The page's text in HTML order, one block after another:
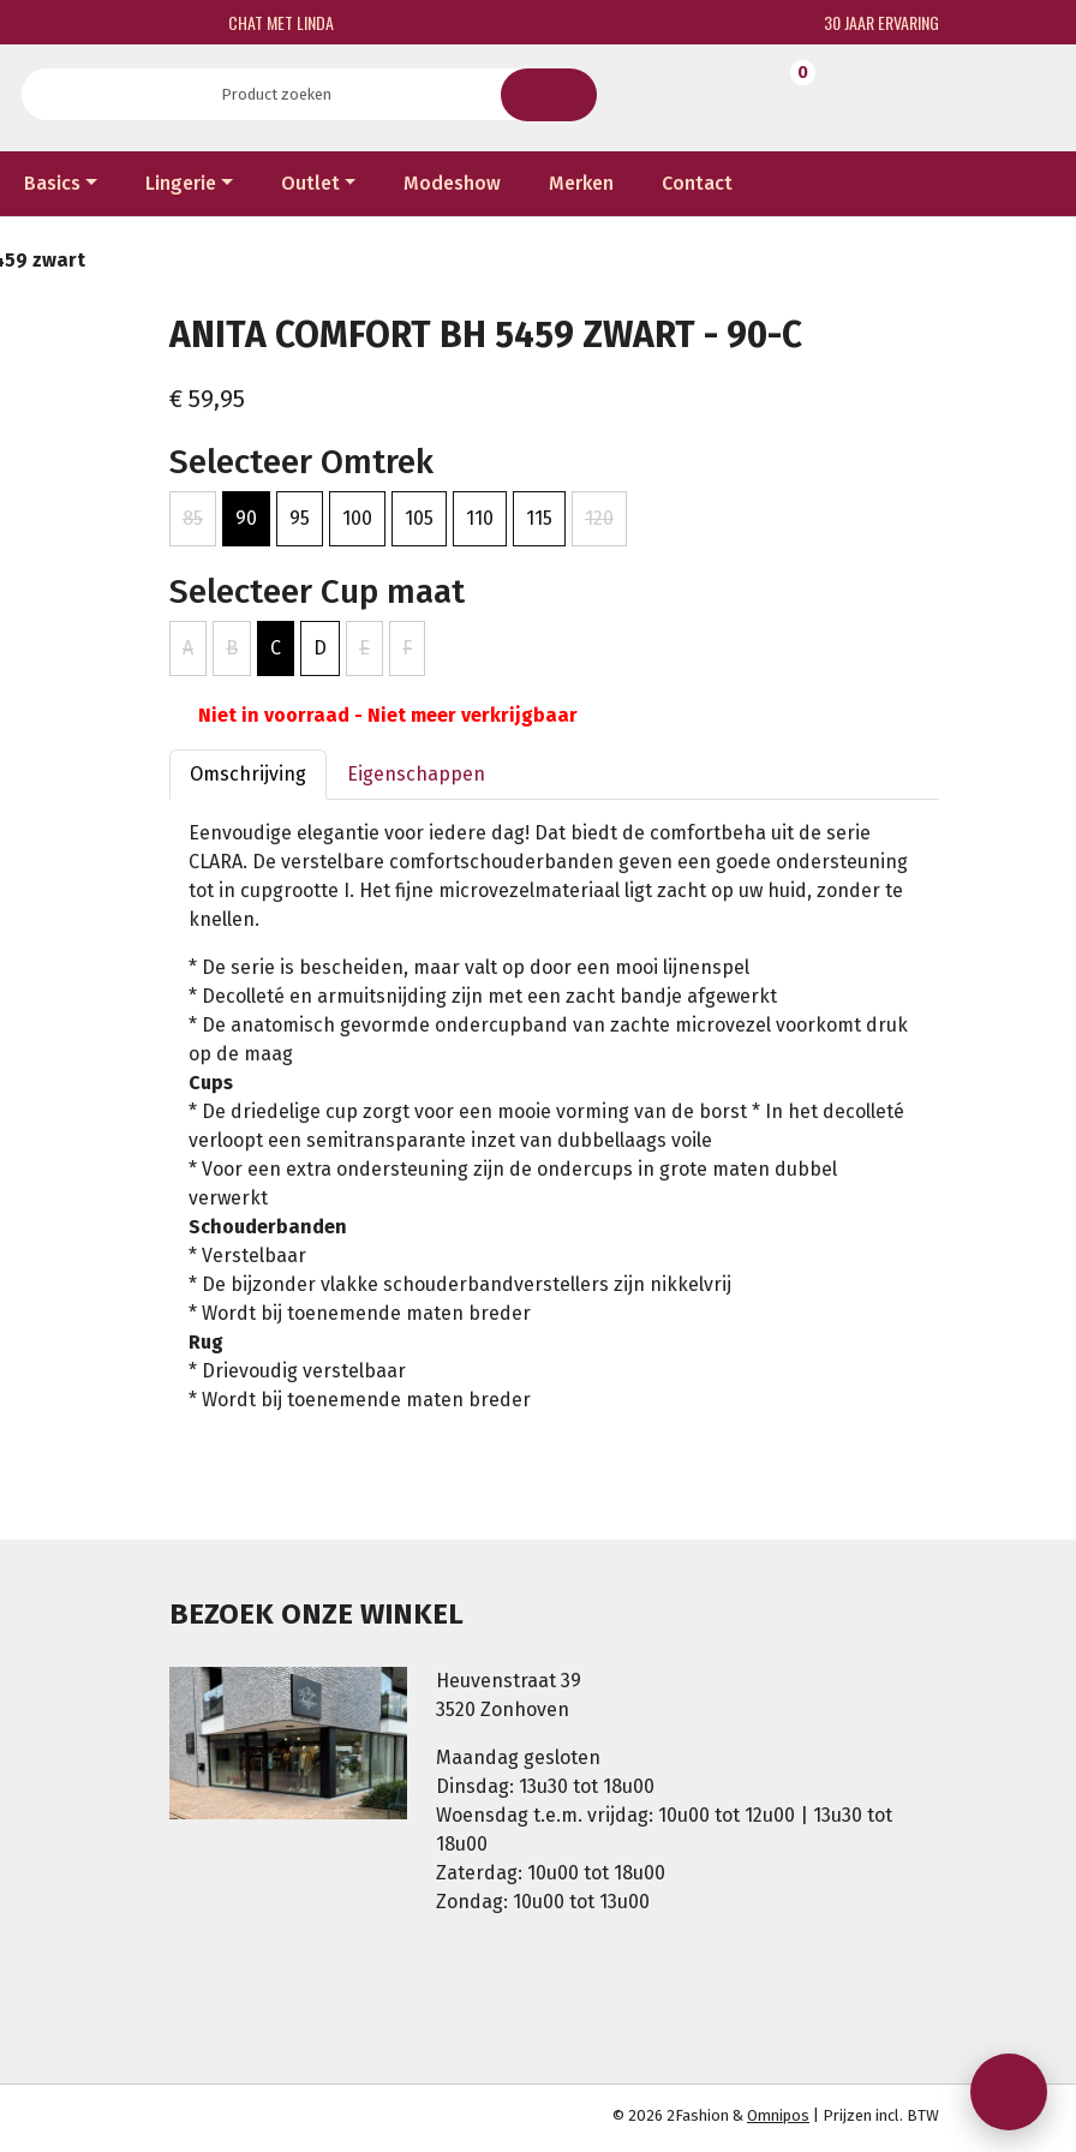
CHAT MET LINDA 30 JAAR ERVARING
0
Basics Lingerie Outlet Modeshow Merken Contact
zwart
ANITA COMFORT BH 5459 ZWART - 90-C
€ 59,95
Selecteer Omtrek
85 90 95 100 105 110 115 120
Selecteer Cup maat
A B C D E F
Niet in voorraad - Niet meer verkrijgbaar
Omschrijving Eigenschappen
Eenvoudige elegantie voor iedere dag! Dat biedt de comfortbeha uit de serie
CLARA. De verstelbare comfortschouderbanden geven een goede ondersteuning
tot in cupgrootte I. Het fijne microvezelmateriaal ligt zacht op uw huid, zonder te
knellen.
* De serie is bescheiden, maar valt op door een mooi lijnenspel
* Decolleté en armuitsnijding zijn met een zacht bandje afgewerkt
* De anatomisch gevormde ondercupband van zachte microvezel voorkomt druk
op de maag
Cups
* De driedelige cup zorgt voor een mooie vorming van de borst * In het decolleté
verloopt een semitransparante inzet van dubbellaags voile
* Voor een extra ondersteuning zijn de ondercups in grote maten dubbel
verwerkt
Schouderbanden
* Verstelbaar
* De bijzonder vlakke schouderbandverstellers zijn nikkelvrij
* Wordt bij toenemende maten breder
Rug
* Drievoudig verstelbaar
* Wordt bij toenemende maten breder
BEZOEK ONZE WINKEL
Heuvenstraat 39
3520 Zonhoven
Maandag gesloten
Dinsdag: 13u30 tot 18u00
Woensdag t.e.m. vrijdag: 10u00 tot 12u00 | 13u30 tot
18u00
Zaterdag: 10u00 tot 18u00
Zondag: 10u00 tot 13u00
© 2026 2Fashion & Omnipos | Prijzen incl. BTW